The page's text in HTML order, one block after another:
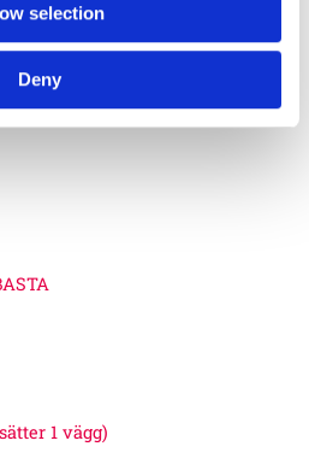
selection
Deny